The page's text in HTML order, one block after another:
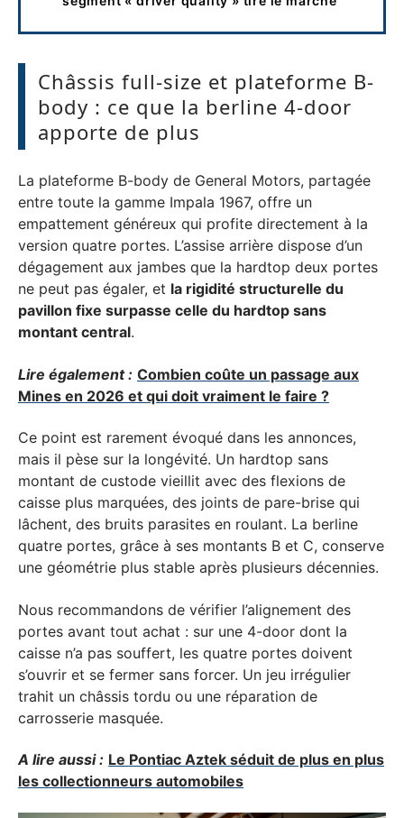
Châssis full-size et plateforme B-
body : ce que la berline 4-door
apporte de plus
La plateforme B-body de General Motors, partagée
entre toute la gamme Impala 1967, offre un
empattement généreux qui profite directement à la
version quatre portes. L’assise arrière dispose d’un
dégagement aux jambes que la hardtop deux portes
ne peut pas égaler, et la rigidité structurelle du
pavillon fixe surpasse celle du hardtop sans
montant central.
Lire également : Combien coûte un passage aux
Mines en 2026 et qui doit vraiment le faire ?
Ce point est rarement évoqué dans les annonces,
mais il pèse sur la longévité. Un hardtop sans
montant de custode vieillit avec des flexions de
caisse plus marquées, des joints de pare-brise qui
lâchent, des bruits parasites en roulant. La berline
quatre portes, grâce à ses montants B et C, conserve
une géométrie plus stable après plusieurs décennies.
Nous recommandons de vérifier l’alignement des
portes avant tout achat : sur une 4-door dont la
caisse n’a pas souffert, les quatre portes doivent
s’ouvrir et se fermer sans forcer. Un jeu irrégulier
trahit un châssis tordu ou une réparation de
carrosserie masquée.
A lire aussi : Le Pontiac Aztek séduit de plus en plus
les collectionneurs automobiles